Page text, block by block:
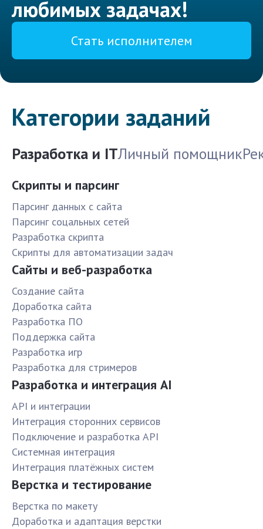
любимых задачах!
Стать исполнителем
Категории заданий
Разработка и ITЛичный помощник
Скрипты и парсинг
Парсинг данных с сайта
Парсинг соцальных сетей
Разработка скрипта
Скрипты для автоматизации задач
Сайты и веб-разработка
Создание сайта
Доработка сайта
Разработка ПО
Поддержка сайта
Разработка игр
Разработка для стримеров
Разработка и интеграция AI
API и интеграции
Интеграция сторонних сервисов
Подключение и разработка API
Системная интеграция
Интеграция платёжных систем
Верстка и тестирование
Верстка по макету
Доработка и адаптация верстки